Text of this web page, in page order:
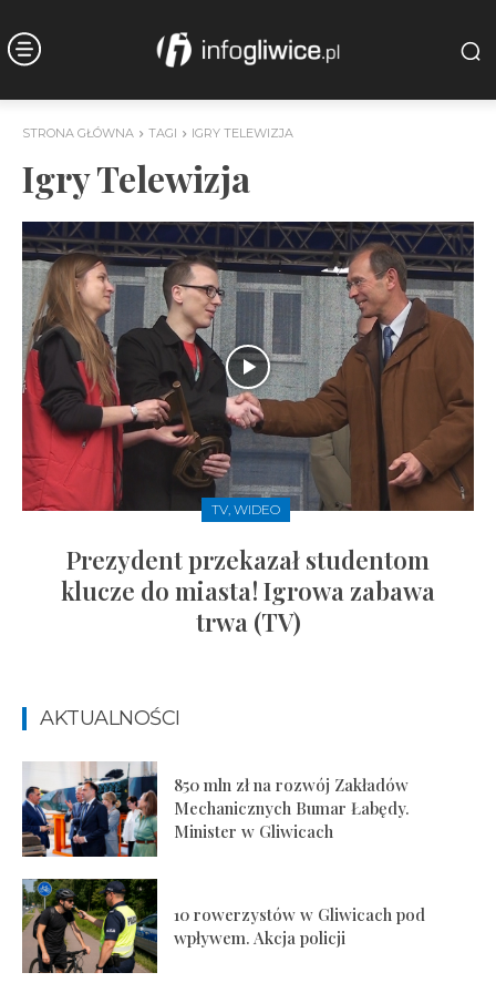
STRONA GŁÓWNA TAGI IGRY TELEWIZJA
Igry Telewizja
TV, WIDEO
Prezydent przekazał studentom
klucze do miasta! Igrowa zabawa
trwa (TV)
AKTUALNOŚCI
850 mln zł na rozwój Zakładów
Mechanicznych Bumar Łabędy.
Minister w Gliwicach
10 rowerzystów w Gliwicach pod
wpływem. Akcja policji